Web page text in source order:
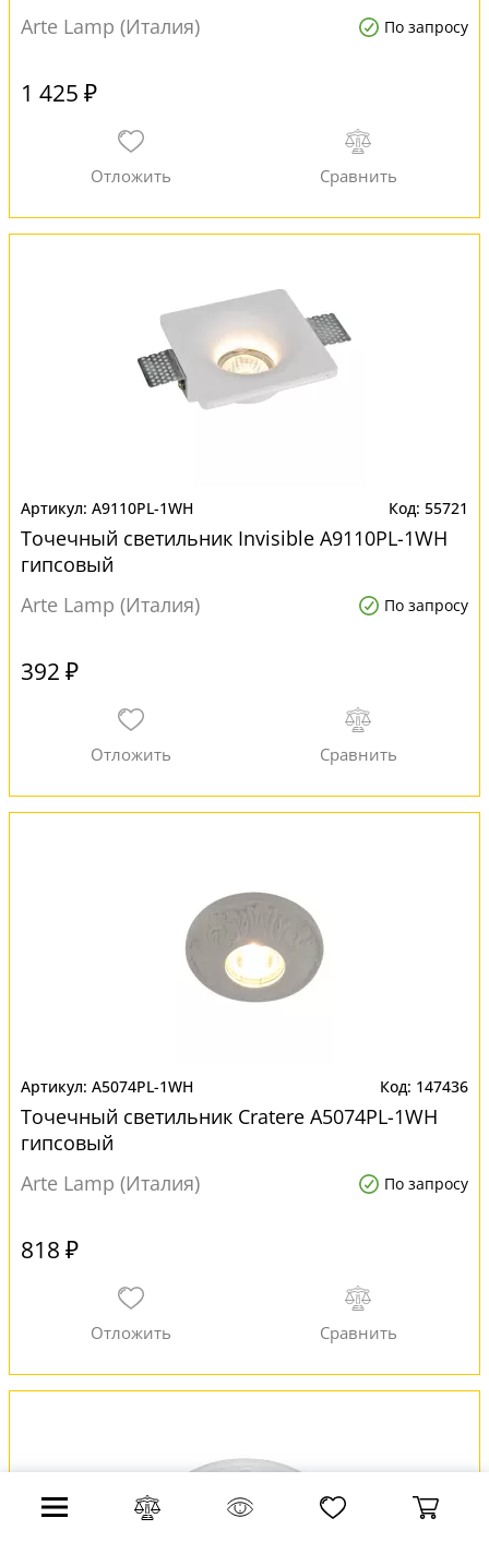
Arte Lamp (Италия)
По запросу
1 425 ₽
A9110PL-1WH 55721
Точечный светильник Invisible A9110PL-1WH
гипсовый
Arte Lamp (Италия)
По запросу
392 ₽
A5074PL-1WH 147436
Точечный светильник Cratere A5074PL-1WH
гипсовый
Arte Lamp (Италия)
По запросу
818 ₽